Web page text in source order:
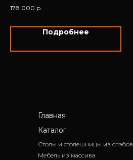
178 000 р.
Подробнее
Главная
Каталог
Столы и столешницы из слэбов
Мебель из массива